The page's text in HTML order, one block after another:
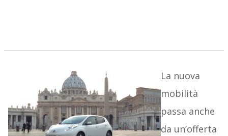
La nuova
mobilità
passa anche
da un’offerta